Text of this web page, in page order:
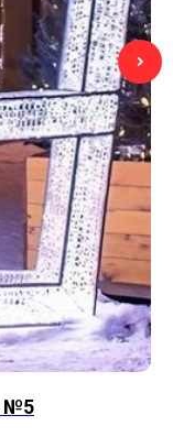
№5